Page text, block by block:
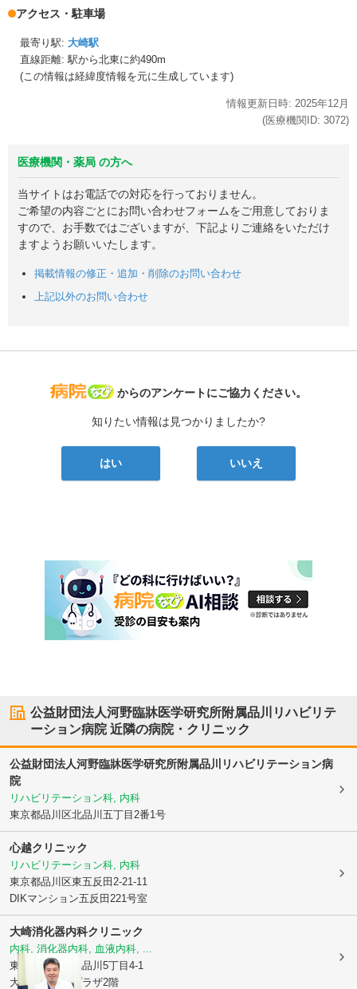
アクセス・駐車場
最寄り駅: 大崎駅
直線距離: 駅から北東に約490m
(この情報は経緯度情報を元に生成しています)
情報更新日時: 2025年12月
(医療機関ID: 3072)
医療機関・薬局 の方へ
当サイトはお電話での対応を行っておりません。
ご希望の内容ごとにお問い合わせフォームをご用意しておりま
すので、お手数ではございますが、下記よりご連絡をいただけ
ますようお願いいたします。
掲載情報の修正・追加・削除のお問い合わせ
上記以外のお問い合わせ
病院なび
からのアンケートにご協力ください。
知りたい情報は見つかりましたか?
はい いいえ
公益財団法人河野臨牀医学研究所附属品川リハビリテ
ーション病院近隣の病院・クリニック
公益財団法人河野臨牀医学研究所附属品川リハビリテーション病
院
リハビリテーション科, 内科
東京都品川区北品川五丁目2番1号
心越クリニック
リハビリテーション科, 内科
東京都品川区東五反田2-21-11
DIKマンション五反田221号室
大崎消化器内科クリニック
内科, 消化器内科, 血液内科, ...
東京都品川区
北品川5丁目4-1
大崎ブライトプラザ2階